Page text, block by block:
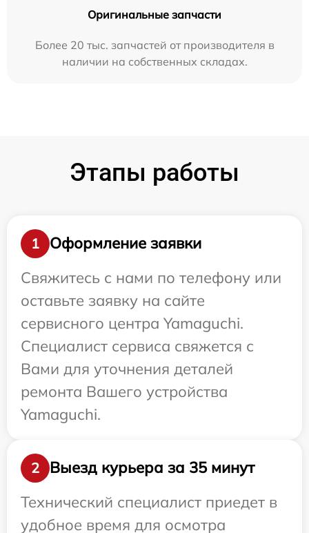
Оригинальные запчасти
Более 20 тыс. запчастей от производителя в
наличии на собственных складах.
Этапы работы
1
Оформление заявки
Свяжитесь с нами по телефону или
оставьте заявку на сайте
сервисного центра Yamaguchi.
Специалист сервиса свяжется с
Вами для уточнения деталей
ремонта Вашего устройства
Yamaguchi.
2
Выезд курьера за 35 минут
Технический специалист приедет в
удобное время для осмотра